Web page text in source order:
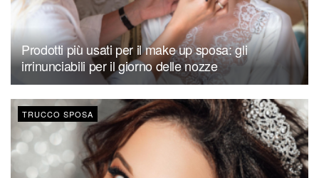
Prodotti più usati per il make up sposa: gli
irrinunciabili per il giorno delle nozze
TRUCCO SPOSA